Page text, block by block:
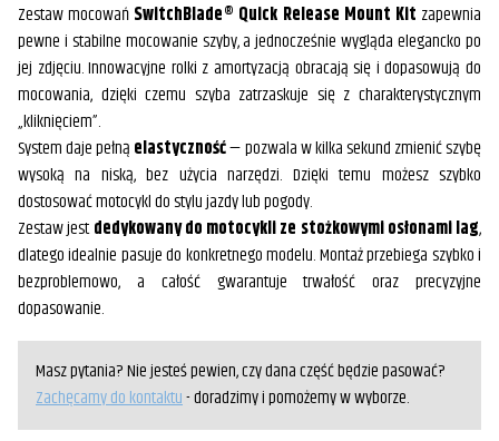
Zestaw mocowań SwitchBlade® Quick Release Mount Kit zapewnia
pewne i stabilne mocowanie szyby, a jednocześnie wygląda elegancko po
jej zdjęciu. Innowacyjne rolki z amortyzacją obracają się i dopasowują do
mocowania, dzięki czemu szyba zatrzaskuje się z charakterystycznym
„kliknięciem”.
System daje pełną elastyczność— pozwala w kilka sekund zmienić szybę
wysoką na niską, bez użycia narzędzi. Dzięki temu możesz szybko
dostosować motocykl do stylu jazdy lub pogody.
Zestaw jestdedykowany do motocykli ze stożkowymi osłonami lag,
dlatego idealnie pasuje do konkretnego modelu. Montaż przebiega szybko i
bezproblemowo, a całość gwarantuje trwałość oraz precyzyjne
dopasowanie.
Masz pytania? Nie jesteś pewien, czy dana część będzie pasować?
Zachęcamy do kontaktu- doradzimy i pomożemy w wyborze.